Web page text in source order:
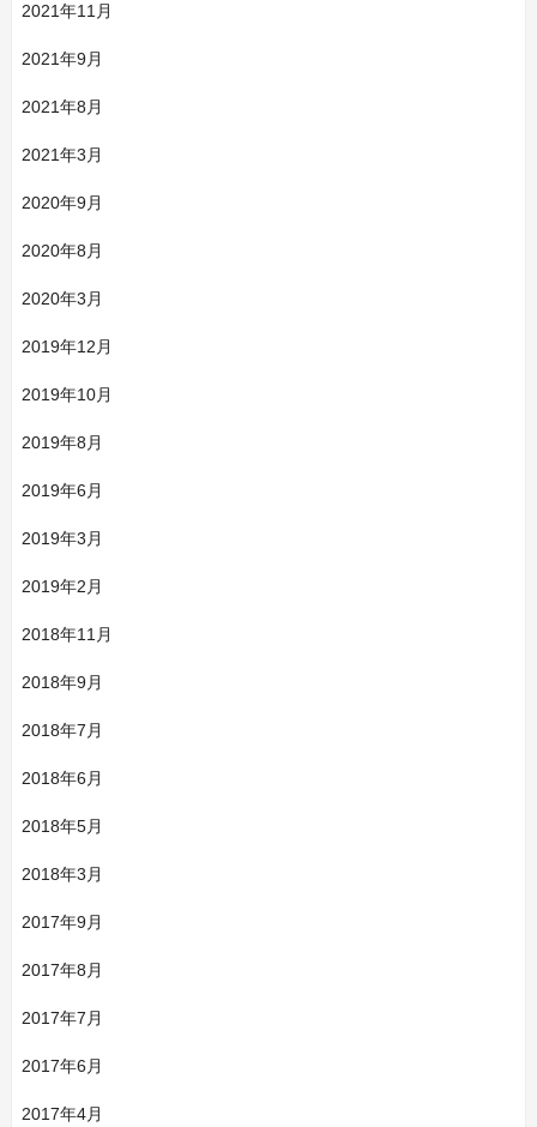
2021年11月
2021年9月
2021年8月
2021年3月
2020年9月
2020年8月
2020年3月
2019年12月
2019年10月
2019年8月
2019年6月
2019年3月
2019年2月
2018年11月
2018年9月
2018年7月
2018年6月
2018年5月
2018年3月
2017年9月
2017年8月
2017年7月
2017年6月
2017年4月